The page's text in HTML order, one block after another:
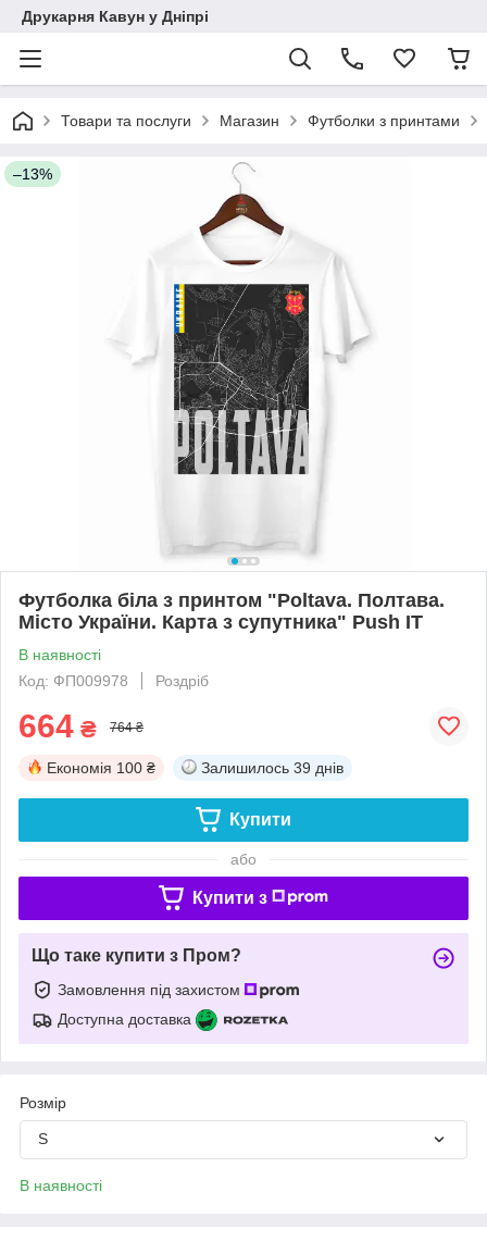
Друкарня Кавун у Дніпрі
Товари та послуги Магазин Футболки з принтами
–13%
Футболка біла з принтом "Poltava. Полтава.
Місто України. Карта з супутника" Push IT
В наявності
Код: ФП009978
Роздріб
664 ₴ 764 ₴
Економія 100 ₴ Залишилось 39 днів
Купити
або
Купити з
Що таке купити з Пром?
Замовлення під захистом
Доступна доставка
Розмір
S
В наявності